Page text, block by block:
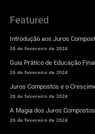
Featured
Introdução aos Juros
26 de fevereiro de 2024
Guia Prático de Educação
26 de fevereiro de 2024
Juros Compostos e o
26 de fevereiro de 2024
A Magia dos Juros
26 de fevereiro de 2024